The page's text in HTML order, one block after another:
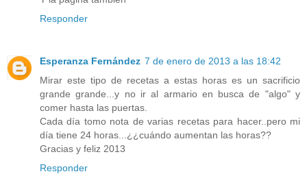
Responder
Esperanza Fernández 7 de enero de 2013 a las 18:42
Mirar este tipo de recetas a estas horas es un sacrificio
grande grande...y no ir al armario en busca de "algo" y
comer hasta las puertas.
Cada día tomo nota de varias recetas para hacer..pero mi
día tiene 24 horas...¿¿cuándo aumentan las horas??
Gracias y feliz 2013
Responder